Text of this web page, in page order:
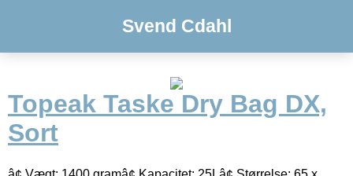
Svend Cdahl
Topeak Taske Dry Bag DX,
Sort